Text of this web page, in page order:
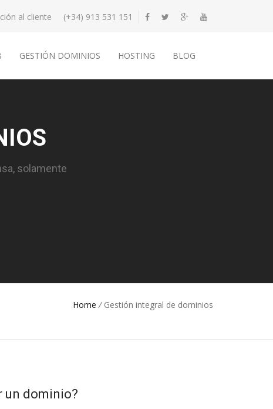
al cliente (+34) 913 531 151
GESTIÓN DOMINIOS HOSTING BLOG
solamente
Home / Gestión integral de dominios
un dominio?